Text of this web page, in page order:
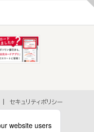
セキュリティポリシー
お問い合わせ